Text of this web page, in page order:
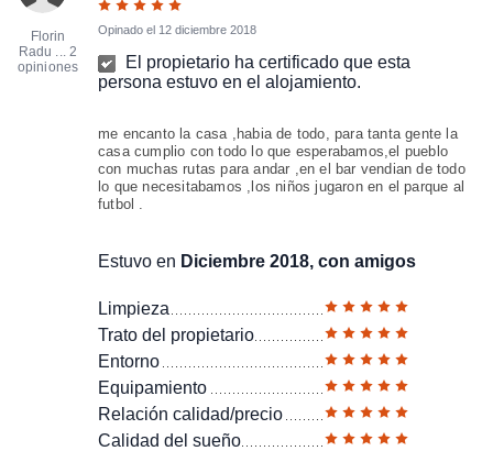
Florin
Radu ... 2
opiniones
Opinado el 12 diciembre 2018
El propietario ha certificado que esta
persona estuvo en el alojamiento.
me encanto la casa ,habia de todo, para tanta gente la
casa cumplio con todo lo que esperabamos,el pueblo
con muchas rutas para andar ,en el bar vendian de todo
lo que necesitabamos ,los niños jugaron en el parque al
futbol .
Estuvo en Diciembre 2018, con amigos
Limpieza
Trato del propietario
Entorno
Equipamiento
Relación calidad/precio
Calidad del sueño